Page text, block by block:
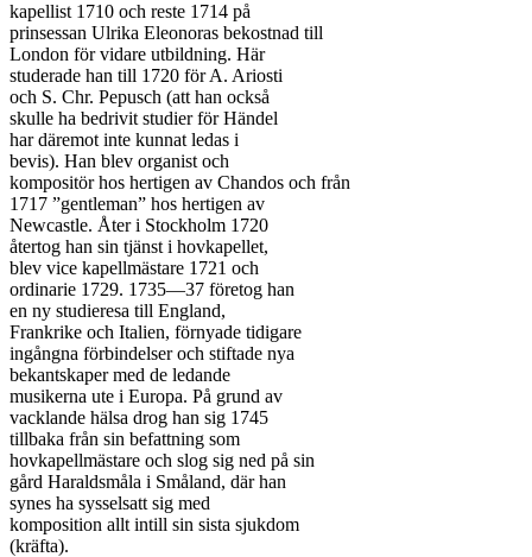
kapellist 1710 och reste 1714 på
prinsessan Ulrika Eleonoras bekostnad till
London för vidare utbildning. Här
studerade han till 1720 för A. Ariosti
och S. Chr. Pepusch (att han också
skulle ha bedrivit studier för Händel
har däremot inte kunnat ledas i
bevis). Han blev organist och
kompositör hos hertigen av Chandos och från
1717 ”gentleman” hos hertigen av
Newcastle. Åter i Stockholm 1720
återtog han sin tjänst i hovkapellet,
blev vice kapellmästare 1721 och
ordinarie 1729. 1735—37 företog han
en ny studieresa till England,
Frankrike och Italien, förnyade tidigare
ingångna förbindelser och stiftade nya
bekantskaper med de ledande
musikerna ute i Europa. På grund av
vacklande hälsa drog han sig 1745
tillbaka från sin befattning som
hovkapellmästare och slog sig ned på sin
gård Haraldsmåla i Småland, där han
synes ha sysselsatt sig med
komposition allt intill sin sista sjukdom
(kräfta).